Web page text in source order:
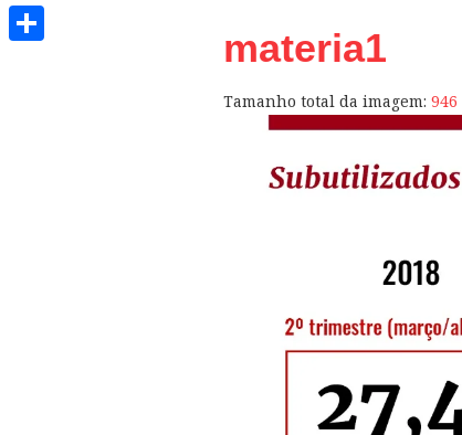
materia1
Tamanho total da imagem: 946
WhatsApp